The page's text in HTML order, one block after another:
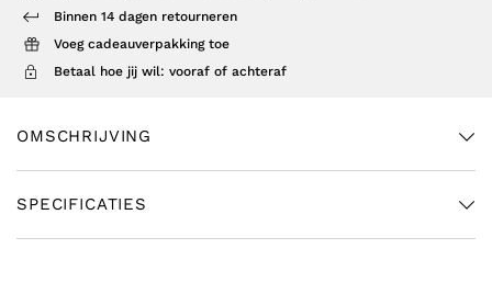
Binnen 14 dagen retourneren
Voeg cadeauverpakking toe
Betaal hoe jij wil: vooraf of achteraf
OMSCHRIJVING
SPECIFICATIES